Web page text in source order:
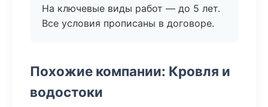
На ключевые виды работ — до 5 лет.
Все условия прописаны в договоре.
Похожие компании: Кровля и
водостоки